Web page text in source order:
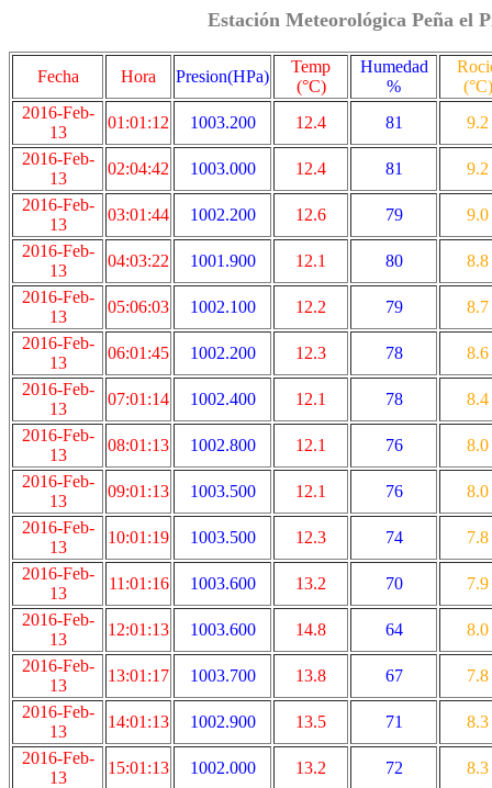
Estación Meteorológica Peña el
Fecha Hora Presion(HPa)
Temp
(°C)
Humedad
%
(°C)
2016-Feb-
13
01:01:12 1003.200 12.4 81
9.2
2016-Feb-
13
02:04:42 1003.000 12.4 81
9.2
2016-Feb-
13
03:01:44 1002.200 12.6 79
9.0
2016-Feb-
13
04:03:22 1001.900 12.1 80
8.8
2016-Feb-
13
05:06:03 1002.100 12.2 79
8.7
2016-Feb-
13
06:01:45 1002.200 12.3 78
8.6
2016-Feb-
13
07:01:14 1002.400 12.1 78
8.4
2016-Feb-
13
08:01:13 1002.800 12.1 76
8.0
2016-Feb-
13
09:01:13 1003.500 12.1 76
8.0
2016-Feb-
13
10:01:19 1003.500 12.3 74
7.8
2016-Feb-
13
11:01:16 1003.600 13.2 70
7.9
2016-Feb-
13
12:01:13 1003.600 14.8 64
8.0
2016-Feb-
13
13:01:17 1003.700 13.8 67
7.8
2016-Feb-
13
14:01:13 1002.900 13.5 71
8.3
2016-Feb-
13
15:01:13 1002.000 13.2 72
8.3